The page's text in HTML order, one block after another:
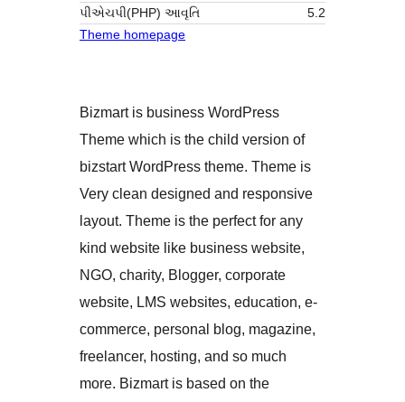
પીએચપી(PHP) આવૃતિ
5.2
Theme homepage
Bizmart is business WordPress
Theme which is the child version of
bizstart WordPress theme. Theme is
Very clean designed and responsive
layout. Theme is the perfect for any
kind website like business website,
NGO, charity, Blogger, corporate
website, LMS websites, education, e-
commerce, personal blog, magazine,
freelancer, hosting, and so much
more. Bizmart is based on the